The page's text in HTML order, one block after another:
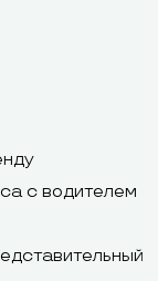
с водителем